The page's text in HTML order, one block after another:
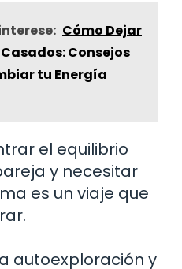
Cómo Dejar
Consejos
tu Energía
el equilibrio
y necesitar
es un viaje que
autoexploración y